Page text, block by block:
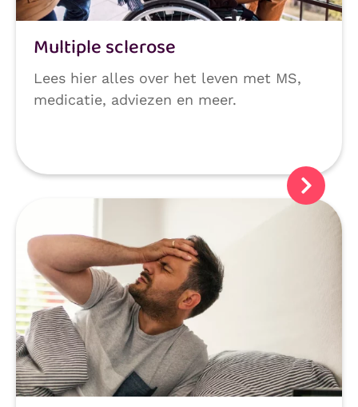
Multiple sclerose
Lees hier alles over het leven met MS,
medicatie, adviezen en meer.